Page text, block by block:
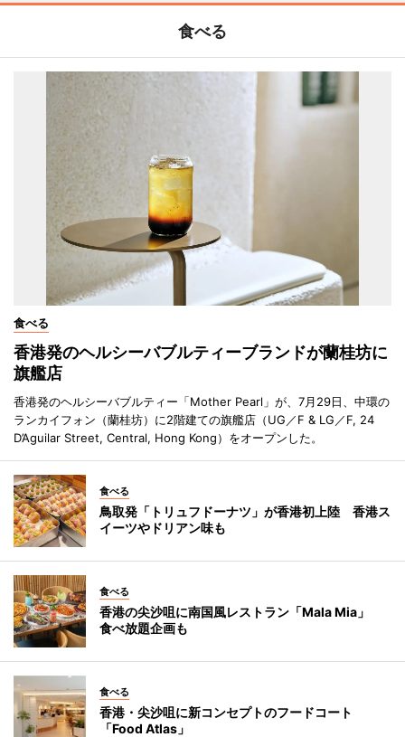
食べる
食べる
香港発のヘルシーバブルティーブランドが蘭桂坊に
旗艦店
香港発のヘルシーバブルティー「Mother Pearl」が、7月29日、中環の
ランカイフォン（蘭桂坊）に2階建ての旗艦店（UG／F & LG／F, 24
D’Aguilar Street, Central, Hong Kong）をオープンした。
食べる
鳥取発「トリュフドーナツ」が香港初上陸 香港ス
イーツやドリアン味も
食べる
香港の尖沙咀に南国風レストラン「Mala Mia」
食べ放題企画も
食べる
香港・尖沙咀に新コンセプトのフードコート
「Food Atlas」